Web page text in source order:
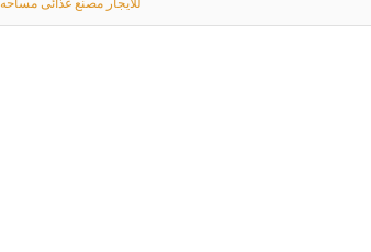
للايجار مصنع غذائى مساحه ٦٨٠م بمدينه بدر